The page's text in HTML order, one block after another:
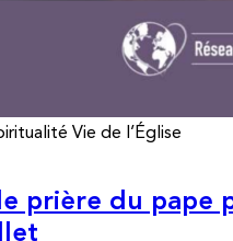
Vie de l’Église
prière du pape